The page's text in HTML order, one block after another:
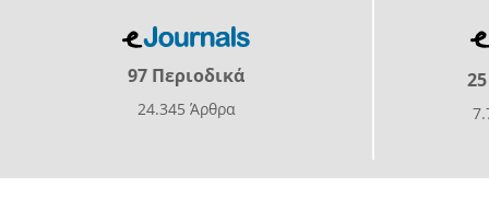
97 Περιοδικά
24.345 Άρθρα